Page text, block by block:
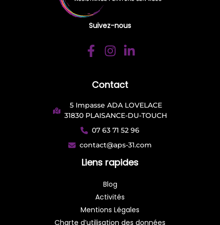
Suivez-nous
Contact
5 Impasse ADA LOVELACE
31830 PLAISANCE-DU-TOUCH
07 63 71 52 96
contact@aps-31.com
Liens rapides
Blog
Activités
Mentions Légales
Charte d’utilisation des données